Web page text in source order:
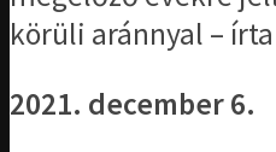
körüli aránnyal –
2021. december 6.